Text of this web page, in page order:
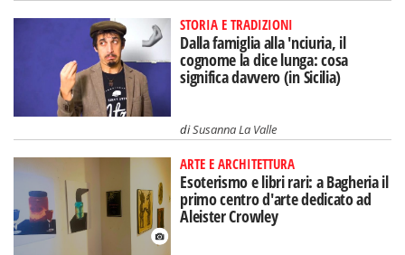
STORIA E TRADIZIONI
Dalla famiglia alla 'nciuria, il
cognome la dice lunga: cosa
significa davvero (in Sicilia)
diSusanna La Valle
ARTE E ARCHITETTURA
Esoterismo e libri rari: a Bagheria il
primo centro d'arte dedicato ad
Aleister Crowley